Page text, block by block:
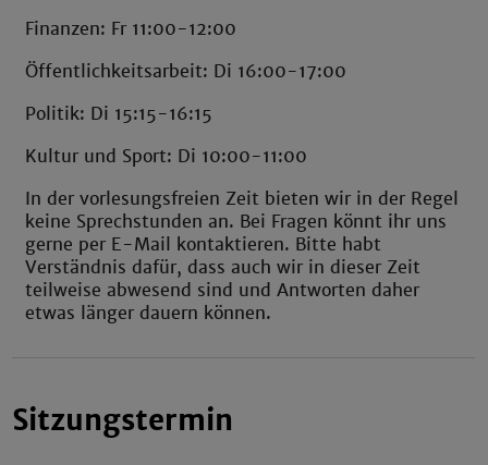
Finanzen: Fr 11:00-12:00
Öffentlichkeitsarbeit: Di 16:00-17:00
Politik: Di 15:15-16:15
Kultur und Sport: Di 10:00-11:00
In der vorlesungsfreien Zeit bieten wir in der Regel
keine Sprechstunden an. Bei Fragen könnt ihr uns
gerne per E-Mail kontaktieren. Bitte habt
Verständnis dafür, dass auch wir in dieser Zeit
teilweise abwesend sind und Antworten daher
etwas länger dauern können.
Sitzungstermin